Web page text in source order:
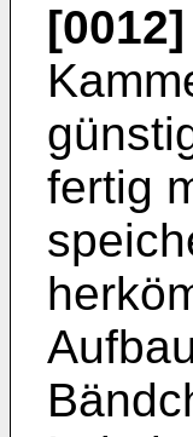
[0012]
fertig